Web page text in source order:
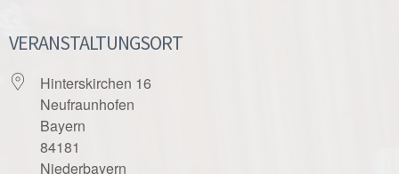
VERANSTALTUNGSORT
Hinterskirchen 16
Neufraunhofen
Bayern
84181
Niederbayern